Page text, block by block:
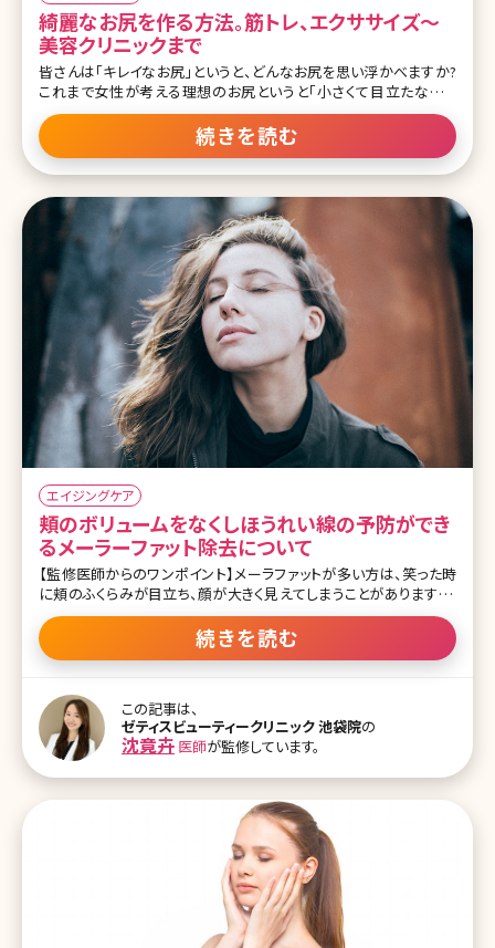
綺麗なお尻を作る方法。筋トレ、エクササイズ〜
美容クリニックまで
皆さんは「キレイなお尻」というと、どんなお尻を思い浮かべますか?
これまで女性が考える理想のお尻というと「小さくて目立たないお
尻」と答える人が多かったのではないでしょうか。でも、最近はこんな
風潮が少しずつ変わってきているようです。ここでは今どきのキレイな
お尻を手に入れる方法について詳しく紹介していきます。 目次 1.モテ
にも直結する?男性も女性も憧れるキレイなお尻になる! 1-1.理想の
重要! 1-4.理想のヒップを持つ有名人 2.キレイなお尻を手に入れるた
めのセルフケア 2-1.キレイなお尻のためのエクササイズ
続きを読む
エイジングケア
頬のボリュームをなくしほうれい線の予防ができ
るメーラーファット除去について
【監修医師からのワンポイント】メーラファットが多い方は、笑った時
に頬のふくらみが目立ち、顔が大きく見えてしまうことがあります。メ
ーラーファットはダイエットでも落としにくい脂肪です。 メーラーファッ
ト除去は無理なダイエットをせずに、すっきりとしたお顔立ちになるこ
とができますが、脂肪を取りすぎると逆に老けたお顔立ちになる可能
しょう。 顔のボリュームやたるみで悩んでいる方はマスクを外す機会
が増えてさらに多くなっています。鏡を見て頬やほうれい線で悩んで
いて何をしていいのかわからないと相談されることも以前のコロナ
禍より増えています。 顔のボリュームやたるみの原因についても1番
大きく関わっているのは脂肪です。そもそも、顔では脂肪のパーツが
続きを読む
この記事は、
ゼティスビューティークリニック 池袋院の
沈竟卉 医師が監修しています。